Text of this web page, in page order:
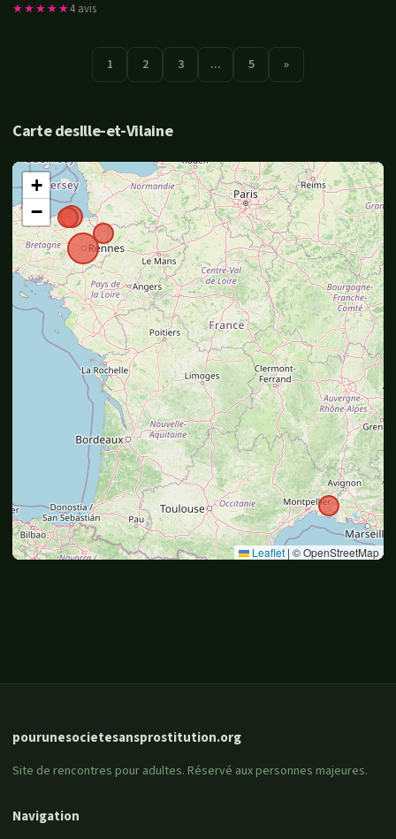
★★★★★4 avis
1 2 3 ... 5 »
Carte desIlle-et-Vilaine
+
−
Leaflet | © OpenStreetMap
pourunesocietesansprostitution.org
Site de rencontres pour adultes. Réservé aux personnes majeures.
Navigation